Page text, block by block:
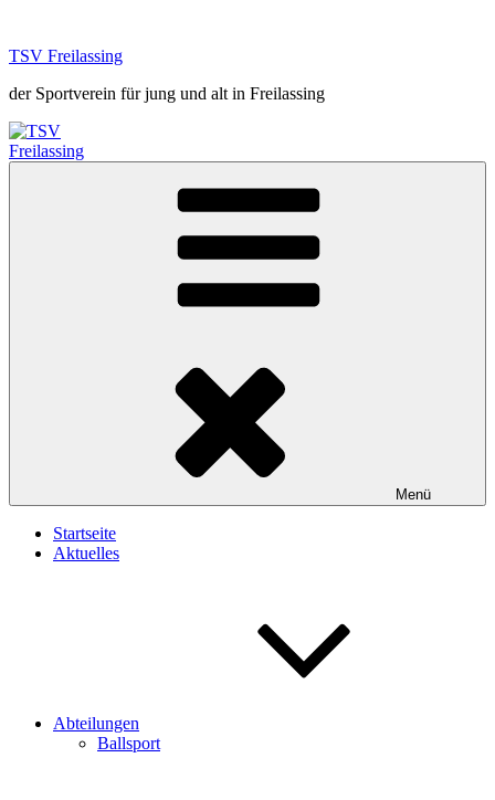
springen
TSV Freilassing
der Sportverein für jung und alt in Freilassing
Menü
Startseite
Aktuelles
Abteilungen
Ballsport